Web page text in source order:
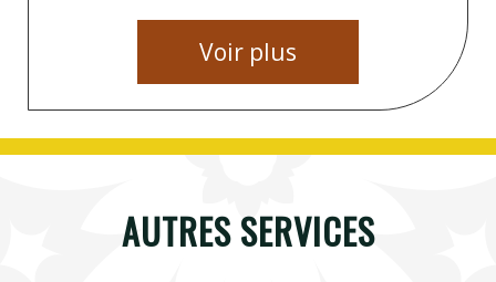
Voir plus
AUTRES SERVICES